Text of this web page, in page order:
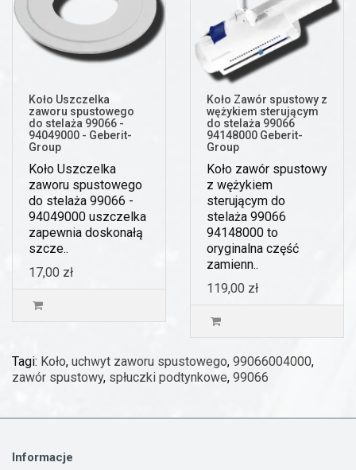
Koło Uszczelka
zaworu spustowego
do stelaża 99066 -
94049000 - Geberit-
Group
Koło Uszczelka
zaworu spustowego
do stelaża 99066 -
94049000 uszczelka
zapewnia doskonałą
szcze..
17,00 zł
Koło Zawór spustowy z
wężykiem sterującym
do stelaża 99066
94148000 Geberit-
Group
Koło zawór spustowy
z wężykiem
sterującym do
stelaża 99066
94148000 to
oryginalna część
zamienn..
119,00 zł
Tagi: Koło, uchwyt zaworu spustowego, 99066004000,
zawór spustowy, spłuczki podtynkowe, 99066
Informacje